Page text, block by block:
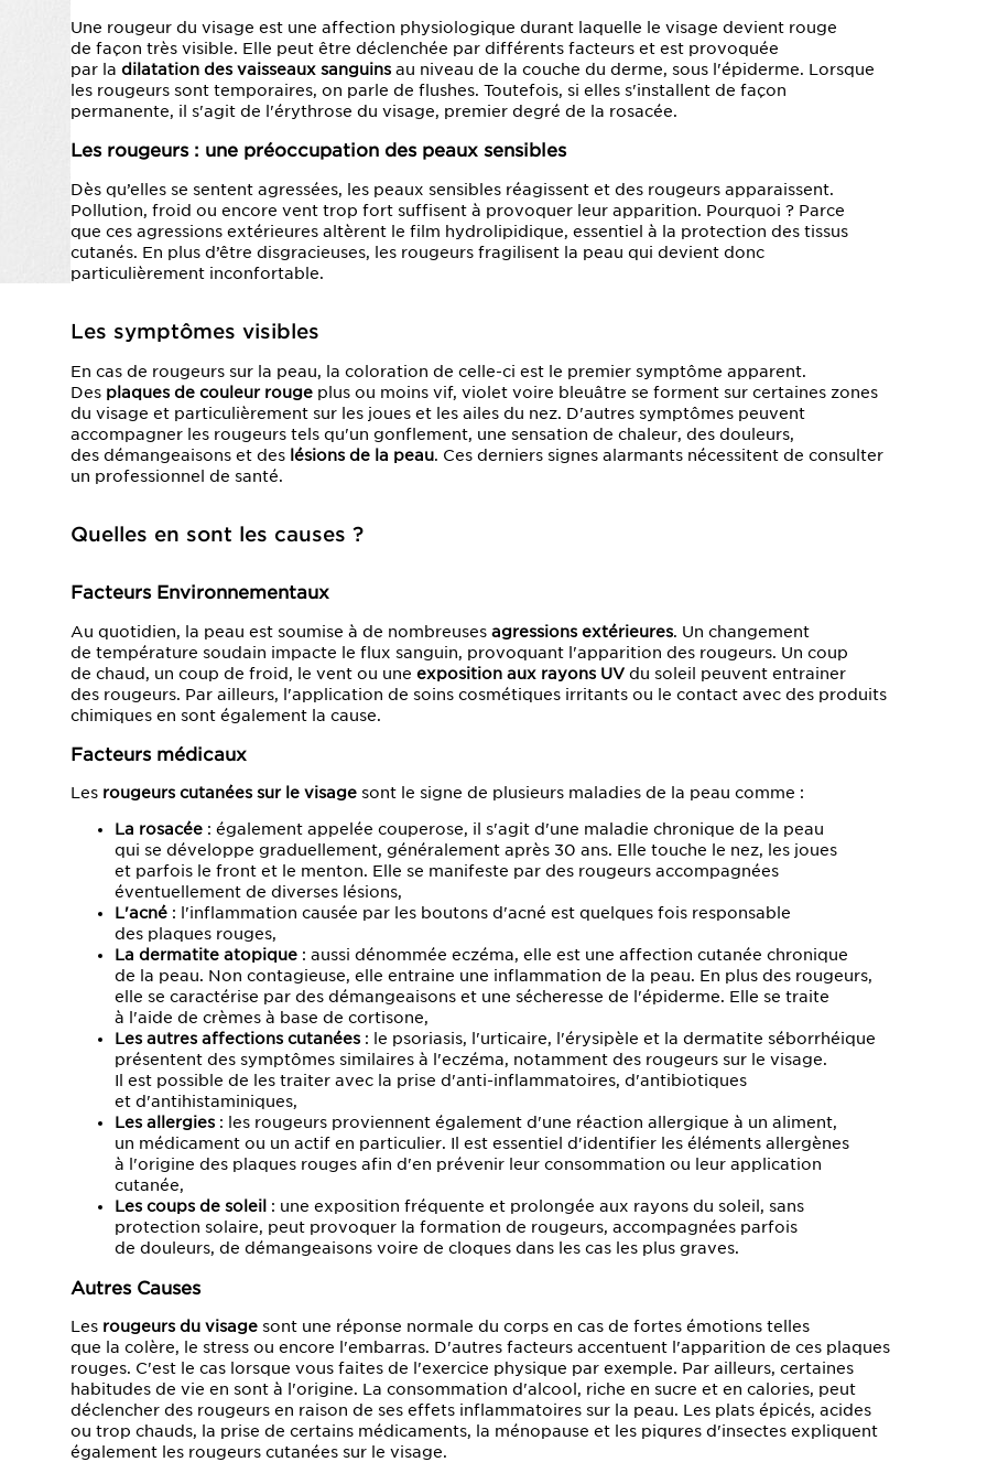
Une rougeur du visage est une affection physiologique durant laquelle le visage devient rouge
de façon très visible. Elle peut être déclenchée par différents facteurs et est provoquée
par la dilatation des vaisseaux sanguins au niveau de la couche du derme, sous l'épiderme. Lorsque
les rougeurs sont temporaires, on parle de flushes. Toutefois, si elles s'installent de façon
permanente, il s'agit de l'érythrose du visage, premier degré de la rosacée.
Les rougeurs : une préoccupation des peaux sensibles
Dès qu’elles se sentent agressées, les peaux sensibles réagissent et des rougeurs apparaissent.
Pollution, froid ou encore vent trop fort suffisent à provoquer leur apparition. Pourquoi ? Parce
que ces agressions extérieures altèrent le film hydrolipidique, essentiel à la protection des tissus
cutanés. En plus d’être disgracieuses, les rougeurs fragilisent la peau qui devient donc
particulièrement inconfortable.
Les symptômes visibles
En cas de rougeurs sur la peau, la coloration de celle-ci est le premier symptôme apparent.
Des plaques de couleur rouge plus ou moins vif, violet voire bleuâtre se forment sur certaines zones
du visage et particulièrement sur les joues et les ailes du nez. D'autres symptômes peuvent
accompagner les rougeurs tels qu'un gonflement, une sensation de chaleur, des douleurs,
des démangeaisons et des lésions de la peau. Ces derniers signes alarmants nécessitent de consulter
un professionnel de santé.
Quelles en sont les causes ?
Facteurs Environnementaux
Au quotidien, la peau est soumise à de nombreuses agressions extérieures. Un changement
de température soudain impacte le flux sanguin, provoquant l'apparition des rougeurs. Un coup
de chaud, un coup de froid, le vent ou une exposition aux rayons UV du soleil peuvent entrainer
des rougeurs. Par ailleurs, l'application de soins cosmétiques irritants ou le contact avec des produits
chimiques en sont également la cause.
Facteurs médicaux
Les rougeurs cutanées sur le visage sont le signe de plusieurs maladies de la peau comme :
La rosacée : également appelée couperose, il s'agit d'une maladie chronique de la peau
qui se développe graduellement, généralement après 30 ans. Elle touche le nez, les joues
et parfois le front et le menton. Elle se manifeste par des rougeurs accompagnées
éventuellement de diverses lésions,
L'acné : l'inflammation causée par les boutons d'acné est quelques fois responsable
des plaques rouges,
La dermatite atopique : aussi dénommée eczéma, elle est une affection cutanée chronique
de la peau. Non contagieuse, elle entraine une inflammation de la peau. En plus des rougeurs,
elle se caractérise par des démangeaisons et une sécheresse de l'épiderme. Elle se traite
à l'aide de crèmes à base de cortisone,
Les autres affections cutanées : le psoriasis, l'urticaire, l'érysipèle et la dermatite séborrhéique
présentent des symptômes similaires à l'eczéma, notamment des rougeurs sur le visage.
Il est possible de les traiter avec la prise d'anti-inflammatoires, d'antibiotiques
et d'antihistaminiques,
Les allergies : les rougeurs proviennent également d'une réaction allergique à un aliment,
un médicament ou un actif en particulier. Il est essentiel d'identifier les éléments allergènes
à l'origine des plaques rouges afin d'en prévenir leur consommation ou leur application
cutanée,
Les coups de soleil : une exposition fréquente et prolongée aux rayons du soleil, sans
protection solaire, peut provoquer la formation de rougeurs, accompagnées parfois
de douleurs, de démangeaisons voire de cloques dans les cas les plus graves.
Autres Causes
Les rougeurs du visage sont une réponse normale du corps en cas de fortes émotions telles
que la colère, le stress ou encore l'embarras. D'autres facteurs accentuent l'apparition de ces plaques
rouges. C'est le cas lorsque vous faites de l'exercice physique par exemple. Par ailleurs, certaines
habitudes de vie en sont à l'origine. La consommation d'alcool, riche en sucre et en calories, peut
déclencher des rougeurs en raison de ses effets inflammatoires sur la peau. Les plats épicés, acides
ou trop chauds, la prise de certains médicaments, la ménopause et les piqures d'insectes expliquent
également les rougeurs cutanées sur le visage.